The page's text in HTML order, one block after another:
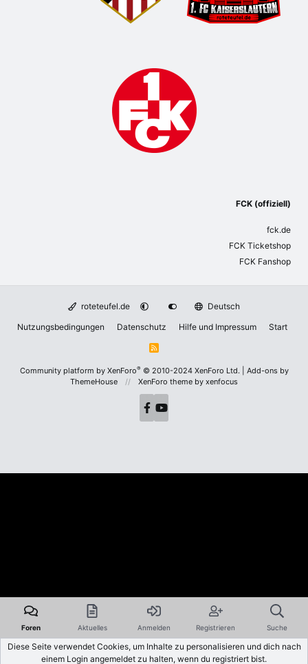
FCK (offiziell)
fck.de
FCK Ticketshop
FCK Fanshop
roteteufel.de
Deutsch
Nutzungsbedingungen
Datenschutz Hilfe und Impressum Start
R
Community platform by XenForo® © 2010-2024 XenForo Ltd.
Add-ons by
ThemeHouse
XenForo theme by xenfocus
Foren Aktuelles Anmelden Registrieren Suche
Diese Seite verwendet Cookies, um Inhalte zu personalisieren und dich nach
einem Login angemeldet zu halten, wenn du registriert bist.